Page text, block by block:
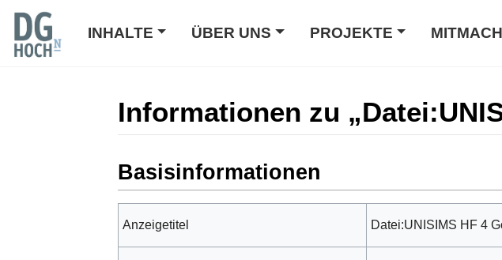
INHALTE ÜBER UNS PROJEKTE
Informationen zu
Basisinformationen
Anzeigetitel Datei:UNISIMS HF 4